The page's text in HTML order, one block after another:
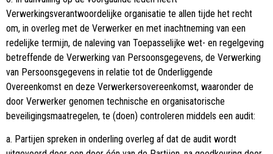
Verwerkingsverantwoordelijke organisatie te allen tijde het recht
om, in overleg met de Verwerker en met inachtneming van een
redelijke termijn, de naleving van Toepasselijke wet- en regelgeving
betreffende de Verwerking van Persoonsgegevens, de Verwerking
van Persoonsgegevens in relatie tot de Onderliggende
Overeenkomst en deze Verwerkersovereenkomst, waaronder de
door Verwerker genomen technische en organisatorische
beveiligingsmaatregelen, te (doen) controleren middels een audit:
a. Partijen spreken in onderling overleg af dat de audit wordt